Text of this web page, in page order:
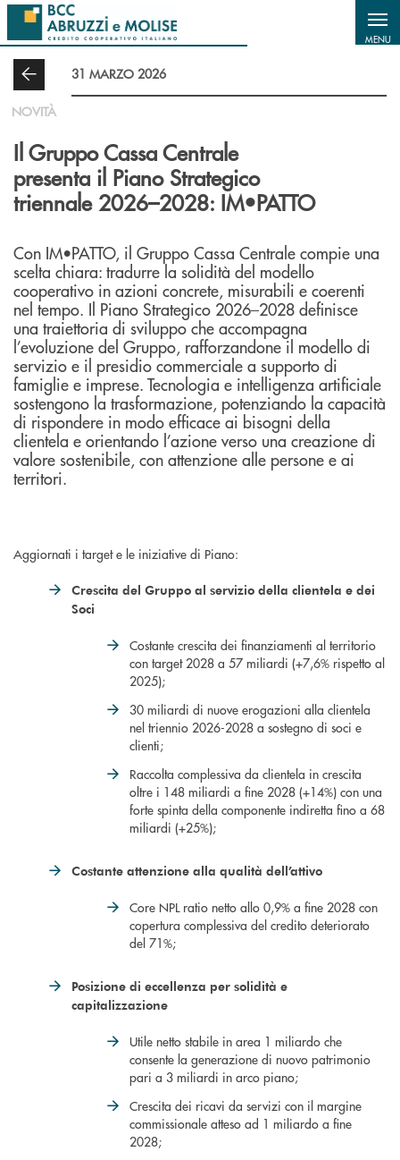
Salta al contenuto principale
MENU
31 MARZO 2026
NOVITÀ
Il Gruppo Cassa Centrale
presenta il Piano Strategico
triennale 2026–2028: IM•PATTO
Con IM•PATTO, il Gruppo Cassa Centrale compie una
scelta chiara: tradurre la solidità del modello
cooperativo in azioni concrete, misurabili e coerenti
nel tempo. Il Piano Strategico 2026–2028 definisce
una traiettoria di sviluppo che accompagna
l’evoluzione del Gruppo, rafforzandone il modello di
servizio e il presidio commerciale a supporto di
famiglie e imprese. Tecnologia e intelligenza artificiale
sostengono la trasformazione, potenziando la capacità
di rispondere in modo efficace ai bisogni della
clientela e orientando l’azione verso una creazione di
valore sostenibile, con attenzione alle persone e ai
territori.
Aggiornati i target e le iniziative di Piano:
Crescita del Gruppo al servizio della clientela e dei
Soci
Costante crescita dei finanziamenti al territorio
con target 2028 a 57 miliardi (+7,6% rispetto al
2025);
30 miliardi di nuove erogazioni alla clientela
nel triennio 2026-2028 a sostegno di soci e
clienti;
Raccolta complessiva da clientela in crescita
oltre i 148 miliardi a fine 2028 (+14%) con una
forte spinta della componente indiretta fino a 68
miliardi (+25%);
Costante attenzione alla qualità dell’attivo
Core NPL ratio netto allo 0,9% a fine 2028 con
copertura complessiva del credito deteriorato
del 71%;
Posizione di eccellenza per solidità e
capitalizzazione
Utile netto stabile in area 1 miliardo che
consente la generazione di nuovo patrimonio
pari a 3 miliardi in arco piano;
Crescita dei ricavi da servizi con il margine
commissionale atteso ad 1 miliardo a fine
2028;